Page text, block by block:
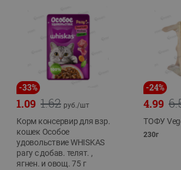
-33%
1.62
1.09 руб./шт
Корм консервир для взр.
кошек Особое
удовольствие WHISKAS
рагу с добав. телят. ,
ягнен. и овощ. 75 г
-24%
4.99
ТОФУ
230г